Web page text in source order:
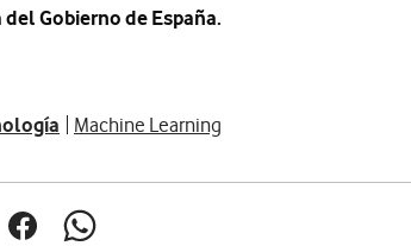
Gobierno de España.
Machine Learning
en mail
para compartir en linkedin
ventana para compartir en twitter
Abrir ventana para compartir en facebook
Abrir ventana para compartir en whatsapp